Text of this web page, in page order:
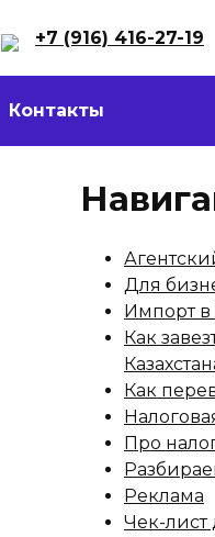
+7 (916) 416-27-19
Контакты
Для
Импорт
Как
Как
Про
Реклама
Чек-лист